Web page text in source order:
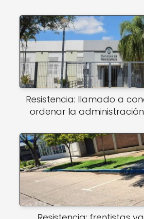
Resistencia: llamado a
ordenar la